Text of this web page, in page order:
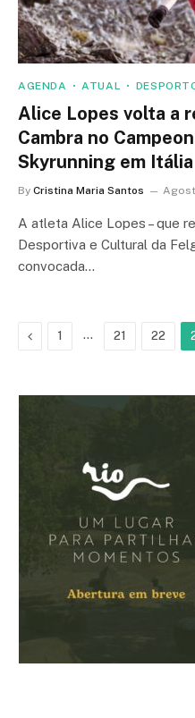
AGENDA ATUAL
Alice Lopes volta a
Cambra no
Skyrunning em Itália
By Cristina Maria Santos
A atleta Alice Lopes – que
Desportiva e Cultural da
convocada…
Previous
1 … 21 22